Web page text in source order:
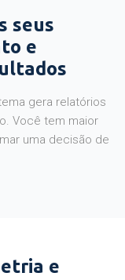
seus
e
gera relatórios
Você tem maior
uma decisão de
e